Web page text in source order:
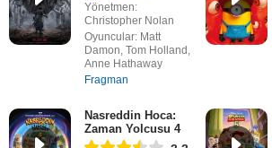
Yönetmen:
Christopher Nolan
Oyuncular: Matt
Damon, Tom Holland,
Anne Hathaway
Fragman
Nasreddin Hoca:
Zaman Yolcusu 4